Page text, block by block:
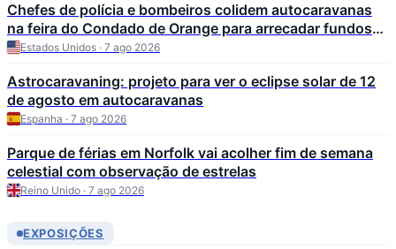
Chefes de polícia e bombeiros colidem autocaravanas
na feira do Condado de Orange para arrecadar fundos
para o CHOC
Estados Unidos · 7 ago 2026
Astrocaravaning: projeto para ver o eclipse solar de 12
de agosto em autocaravanas
Espanha · 7 ago 2026
Parque de férias em Norfolk vai acolher fim de semana
celestial com observação de estrelas
Reino Unido · 7 ago 2026
EXPOSIÇÕES